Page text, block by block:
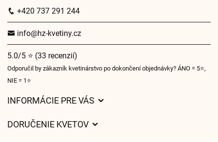
+420 737 291 244
info@hz-kvetiny.cz
5.0/5 ⭐ (33 recenzií)
Odporučil by zákazník kvetinárstvo po dokončení objednávky? ÁNO = 5⭐,
NIE = 1⭐
INFORMÁCIE PRE VÁS
DORUČENIE KVETOV